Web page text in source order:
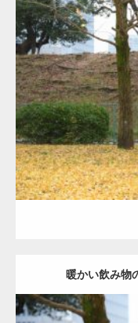
Category:公園のマッチ
ダウンロー
暖かい飲み物